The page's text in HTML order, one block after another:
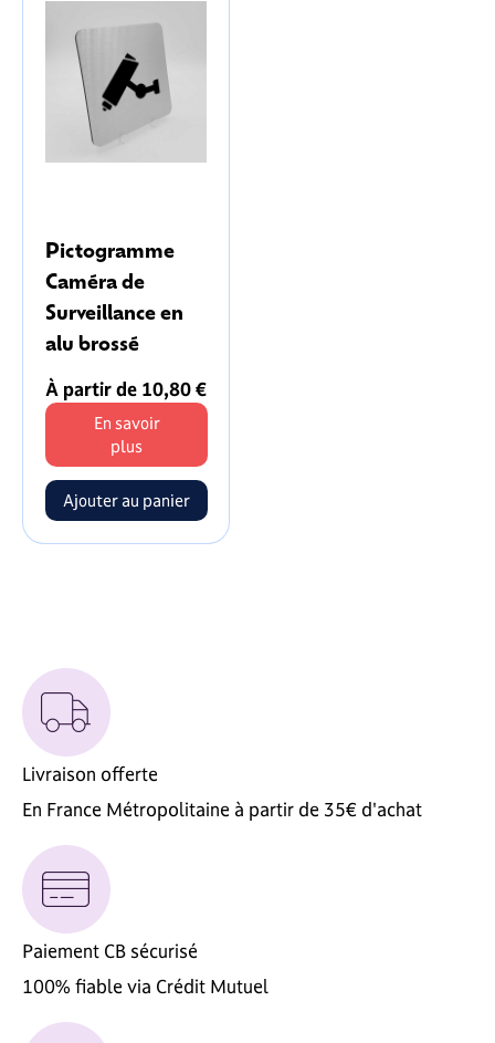
Pictogramme
Caméra de
Surveillance en
alu brossé
À partir de 10,80 €
En savoir
plus
Livraison offerte
En France Métropolitaine à partir de 35€ d'achat
Paiement CB sécurisé
100% fiable via Crédit Mutuel